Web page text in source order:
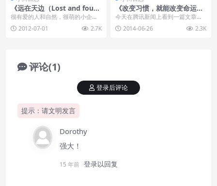
《远在天边（Lost and foun
d）》
很有爱的人和自然，很萌的小企
鹅，其中寓意深刻，认真看完，你
是不是有所感悟呢？ 好...
2012-07-01 2.7K
《改变习惯，就能改变命运》
读感！
今天在腾讯新闻上看到一篇文章写
的很好，很赞同法师的观点，这里
载录并发布下自己的感...
2014-06-26 2.3K
评论(1)
提示：请文明发言
登录后评论
Dorothy
强大！
15 年前 登录以回复